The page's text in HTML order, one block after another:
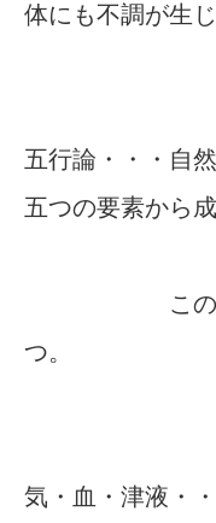
体にも不調が生じ
五行論・・・自
五つの要素から
この五行は
つ。
気・血・津液・